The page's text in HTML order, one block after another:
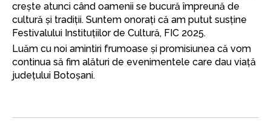
crește atunci când oamenii se bucură împreună de
cultură și tradiții. Suntem onorați că am putut susține
Festivalului Instituțiilor de Cultură, FIC 2025.
Luăm cu noi amintiri frumoase și promisiunea că vom
continua să fim alături de evenimentele care dau viață
județului Botoșani.